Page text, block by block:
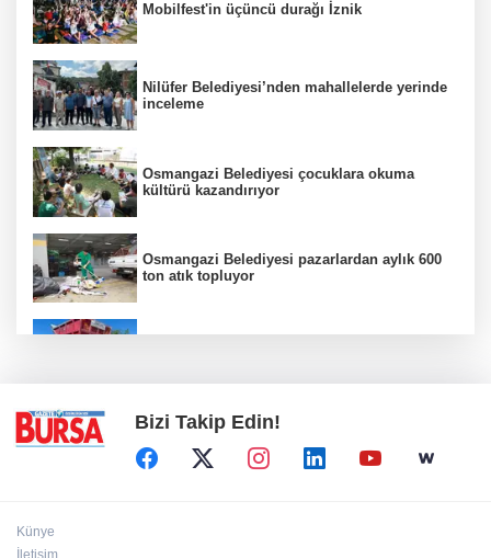
Mobilfest'in üçüncü durağı İznik
Nilüfer Belediyesi’nden mahallelerde yerinde
inceleme
Osmangazi Belediyesi çocuklara okuma
kültürü kazandırıyor
Osmangazi Belediyesi pazarlardan aylık 600
ton atık topluyor
Bizi Takip Edin!
Künye
İletişim